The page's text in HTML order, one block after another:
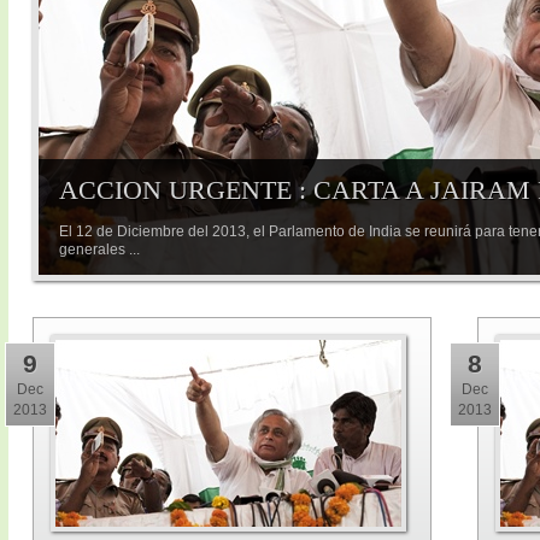
ACCION URGENTE : CARTA A JAIRAM
El 12 de Diciembre del 2013, el Parlamento de India se reunirá para
generales ...
9
Dec
2013
8
Dec
2013